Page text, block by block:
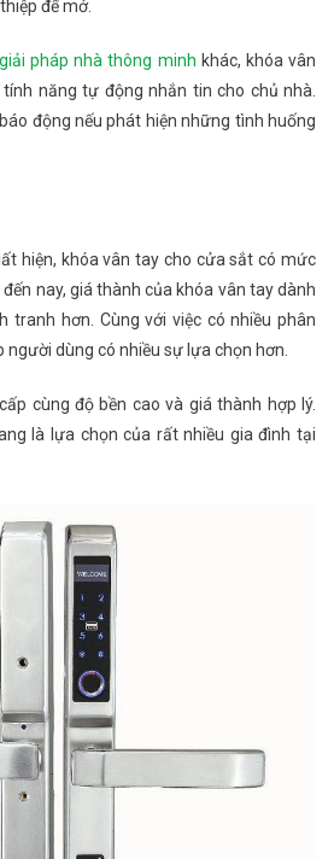
để mở.
giải pháp nhà thông minh khác, khóa vân
năng tự động nhắn tin cho chủ nhà.
động nếu phát hiện những tình huống
hiện, khóa vân tay cho cửa sắt có mức
nay, giá thành của khóa vân tay dành
tranh hơn. Cùng với việc có nhiều phân
dùng có nhiều sự lựa chọn hơn.
cùng độ bền cao và giá thành hợp lý.
là lựa chọn của rất nhiều gia đình tại